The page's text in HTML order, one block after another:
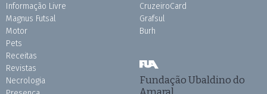
Informação Livre
Magnus Futsal
Motor
Pets
Receitas
Revistas
Necrologia
CruzeiroCard
Grafsul
Burh
Fundação Ubaldino do
Amaral